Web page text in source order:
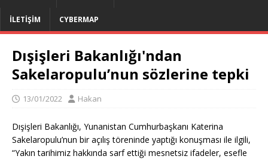
İLETIŞIM CYBERMAP
Dışişleri Bakanlığı'ndan
Sakelaropulu’nun sözlerine tepki
13/01/2022 Hakan
Dışişleri Bakanlığı, Yunanistan Cumhurbaşkanı Katerina
Sakelaropulu’nun bir açılış töreninde yaptığı konuşması ile ilgili,
“Yakın tarihimiz hakkında sarf ettiği mesnetsiz ifadeler, esefle